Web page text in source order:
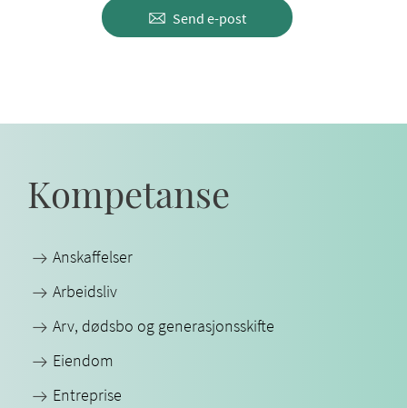
Send e-post
Kompetanse
Anskaffelser
Arbeidsliv
Arv, dødsbo og generasjonsskifte
Eiendom
Entreprise